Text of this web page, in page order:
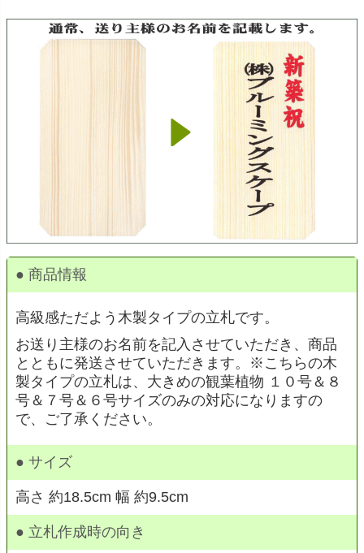
● 商品情報
高級感ただよう木製タイプの立札です。
お送り主様のお名前を記入させていただき、商品
とともに発送させていただきます。※こちらの木
製タイプの立札は、大きめの観葉植物 １０号＆８
号＆７号＆６号サイズのみの対応になりますの
で、ご了承ください。
● サイズ
高さ 約18.5cm 幅 約9.5cm
● 立札作成時の向き